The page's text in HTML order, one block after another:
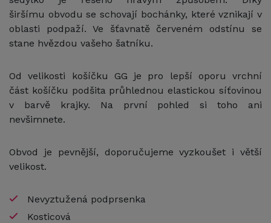
širšímu obvodu se schovají bochánky, které vznikají v
oblasti podpaží. Ve šťavnatě červeném odstínu se
stane hvězdou vašeho šatníku.
Od velikosti košíčku GG je pro lepší oporu vrchní
část košíčku podšita průhlednou elastickou síťovinou
v barvě krajky. Na první pohled si toho ani
nevšimnete.
Obvod je pevnější, doporučujeme vyzkoušet i větší
velikost.
Nevyztužená podprsenka
Kosticová